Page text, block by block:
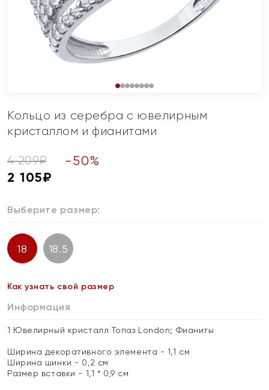
Кольцо из серебра с ювелирным
кристаллом и фианитами
4 209₽ -50%
2 105₽
Выберите размер:
18 18.5
Как узнать свой размер
Информация
1 Ювелирный кристалл Топаз London; Фианиты
Ширина декоративного элемента - 1,1 см
Ширина шинки - 0,2 см
Размер вставки - 1,1 * 0,9 см